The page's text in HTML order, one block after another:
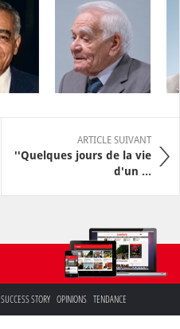
ARTICLE SUIVANT
''Quelques jours de la vie
d'un ...
SUCCESS STORY OPINIONS TENDANCE